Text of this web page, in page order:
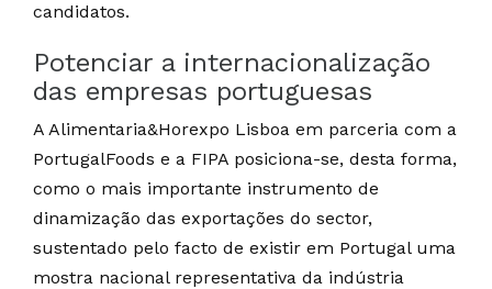
candidatos.
Potenciar a internacionalização
das empresas portuguesas
A Alimentaria&Horexpo Lisboa em parceria com a
PortugalFoods e a FIPA posiciona-se, desta forma,
como o mais importante instrumento de
dinamização das exportações do sector,
sustentado pelo facto de existir em Portugal uma
mostra nacional representativa da indústria